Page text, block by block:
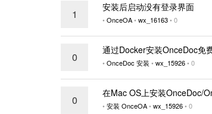
1
安装后启动没有登录界面
• OnceOA• wx_16163• 0
0
通过Docker安装OnceDoc免
• OnceDoc 安装 • wx_15926• 0
0
在Mac OS上安装OnceDoc/
• 安装 OnceOA• wx_15926• 0